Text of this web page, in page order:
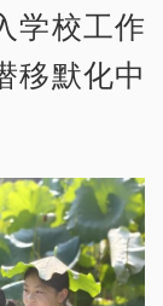
学校工作
移默化中